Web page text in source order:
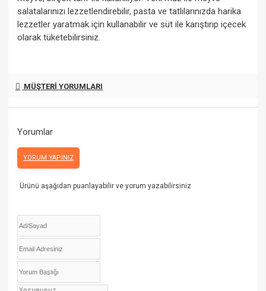
salatalarınızı lezzetlendirebilir, pasta ve tatlılarınızda harika
lezzetler yaratmak için kullanabilir ve süt ile karıştırıp içecek
olarak tüketebilirsiniz.
MÜŞTERI YORUMLARI
Yorumlar
YORUM YAPINIZ
Ürünü aşağıdan puanlayabilir ve yorum yazabilirsiniz